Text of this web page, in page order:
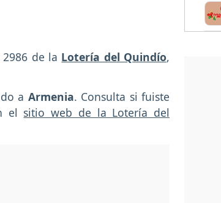
de la Lotería del Quindío,
a Armenia. Consulta si fuiste
el sitio web de la Lotería del